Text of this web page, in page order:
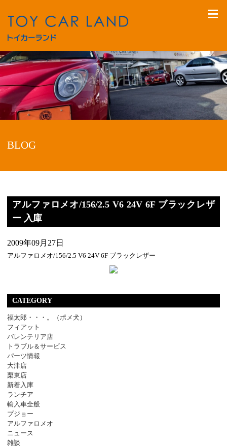
BLOG
アルファロメオ/156/2.5 V6 24V 6F ブラックレザ
ー 入庫
2009年09月27日
アルファロメオ/156/2.5 V6 24V 6F ブラックレザー
CATEGORY
福太郎・・・。（ポメ犬）
フィアット
バレンテリア店
トラブル＆サービス
パーツ情報
大津店
栗東店
新着入庫
ランチア
輸入車全般
プジョー
アルファロメオ
ニュース
雑談